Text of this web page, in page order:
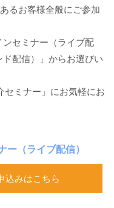
るお客様全般にご参加
セミナー（ライブ配
配信）」からお選びい
セミナー」にお気軽にお
ー （ライブ配信）
込みはこちら